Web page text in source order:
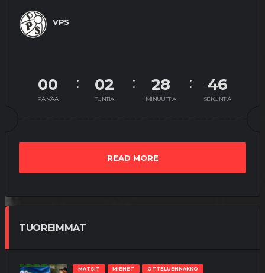
VPS
00
PÄIVÄÄ
02
TUNTIA
28
MINUUTTIA
46
SEKUNTIA
READ MORE
TUOREIMMAT
MATSIT MIEHET
OTTELUENNAKKO